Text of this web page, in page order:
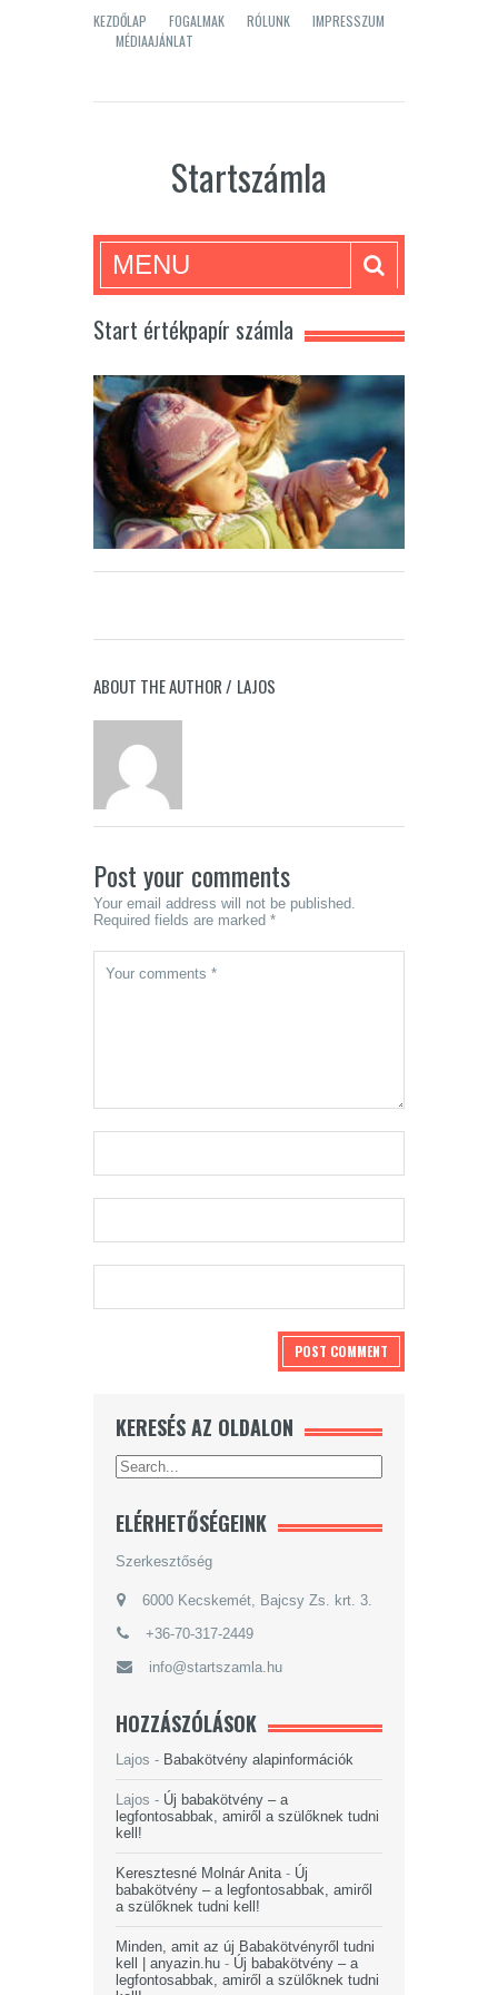
KEZDŐLAP FOGALMAK RÓLUNK
IMPRESSZUM
MÉDIAAJÁNLAT
Startszámla
MENU
Start értékpapír számla
ABOUT THE AUTHOR / LAJOS
Post your comments
Your email address will not be published.
Required fields are marked *
KERESÉS AZ OLDALON
ELÉRHETŐSÉGEINK
Szerkesztőség
6000 Kecskemét, Bajcsy Zs. krt. 3.
+36-70-317-2449
info@startszamla.hu
HOZZÁSZÓLÁSOK
Lajos - Babakötvény alapinformációk
Lajos - Új babakötvény – a
legfontosabbak, amiről a szülőknek tudni
kell!
Keresztesné Molnár Anita - Új
babakötvény – a legfontosabbak, amiről
a szülőknek tudni kell!
Minden, amit az új Babakötvényről tudni
kell | anyazin.hu - Új babakötvény – a
legfontosabbak, amiről a szülőknek tudni